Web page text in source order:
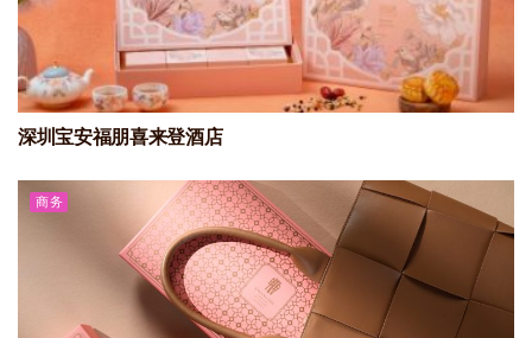
深圳宝安福朋喜来登酒店
商务